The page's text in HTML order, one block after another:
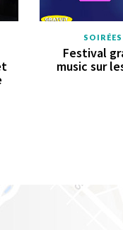
Festival
music sur